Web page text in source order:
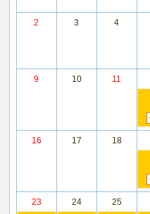
2 3 4
9 10 11
16 17 18
23 24 25